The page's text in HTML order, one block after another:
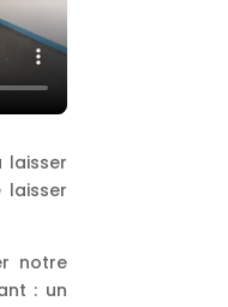
laisser
notre
: un